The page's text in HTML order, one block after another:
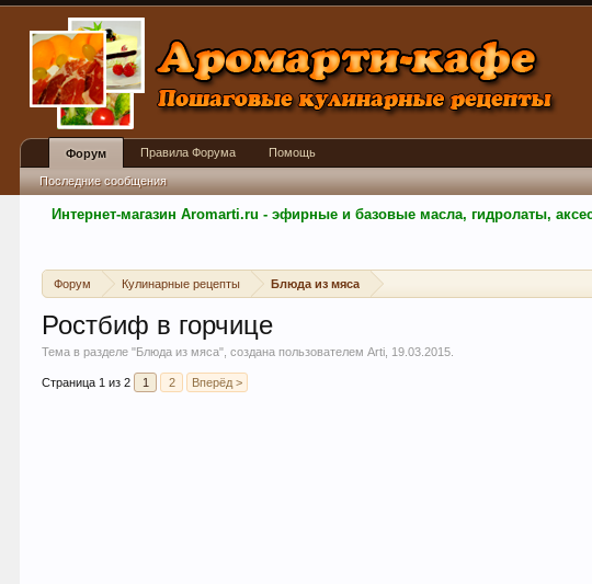
Интернет-магазин Aromarti.ru - эфирные и базовые масла, гидролаты,
Форум Кулинарные рецепты Блюда из мяса
Ростбиф в горчице
Тема в разделе "Блюда из мяса", создана пользователемArti 19.03.2015
Страница 1 из 2 1 2 Вперёд >
Форум
Последние сообщения
Правила Форума Помощь